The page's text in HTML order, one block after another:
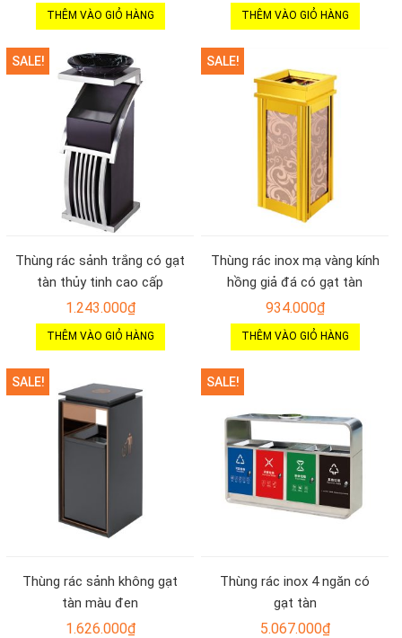
THÊM VÀO GIỎ HÀNG THÊM VÀO GIỎ HÀNG
SALE!
Thùng rác sảnh trắng có gạt
tàn thủy tinh cao cấp
1.243.000₫
THÊM VÀO GIỎ HÀNG
SALE!
Thùng rác inox mạ vàng kính
hồng giả đá có gạt tàn
934.000₫
THÊM VÀO GIỎ HÀNG
SALE!
Thùng rác sảnh không gạt
tàn màu đen
1.626.000₫
SALE!
Thùng rác inox 4 ngăn có
gạt tàn
5.067.000₫